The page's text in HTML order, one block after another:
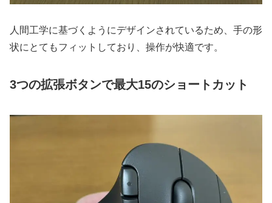
人間工学に基づくようにデザインされているため、手の形
状にとてもフィットしており、操作が快適です。
3つの拡張ボタンで最大15のショートカット